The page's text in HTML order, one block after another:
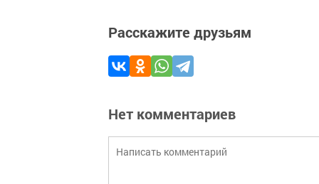
Расскажите друзьям
Нет комментариев